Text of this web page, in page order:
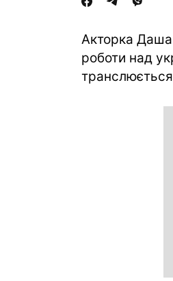
Акторка
роботи над